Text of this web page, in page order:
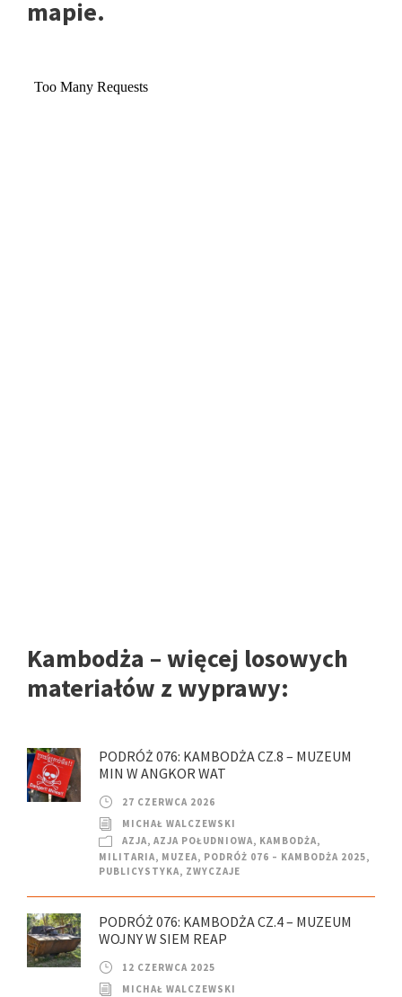
mapie.
Kambodża – więcej losowych
materiałów z wyprawy:
PODRÓŻ 076: KAMBODŻA CZ.8 – MUZEUM
MIN W ANGKOR WAT
27 CZERWCA 2026
MICHAŁ WALCZEWSKI
AZJA, AZJA POŁUDNIOWA, KAMBODŻA,
MILITARIA, MUZEA, PODRÓŻ 076 – KAMBODŻA 2025,
PUBLICYSTYKA, ZWYCZAJE
PODRÓŻ 076: KAMBODŻA CZ.4 – MUZEUM
WOJNY W SIEM REAP
12 CZERWCA 2025
MICHAŁ WALCZEWSKI